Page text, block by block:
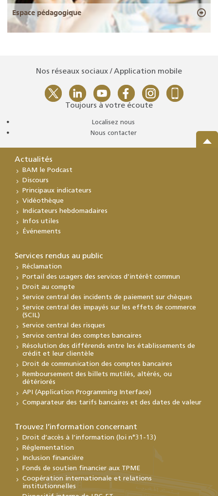
Espace pédagogique
Nos réseaux sociaux / Application mobile
Toujours à votre écoute
Localisez nous
Nous contacter
Actualités
BAM le Podcast
Discours
Principaux indicateurs
Vidéothèque
Indicateurs hebdomadaires
Infos utiles
Événements
Services rendus au public
Réclamation
Portail des usagers des services d’intérêt commun
Droit au compte
Service central des incidents de paiement sur chèques
Service central des impayés sur les effets de commerce
(SCIL)
Service central des risques
Service central des comptes bancaires
Résolution des différends entre les établissements de
crédit et leur clientèle
Droit de communication des comptes bancaires
Remboursement des billets mutilés, altérés, ou
détériorés
API (Application Programming Interface)
Comparateur des tarifs bancaires et des dates de valeur
Trouvez l’information concernant
Droit d’accès à l’information (loi n°31-13)
Réglementation
Inclusion financière
Fonds de soutien financier aux TPME
Coopération internationale et relations
institutionnelles